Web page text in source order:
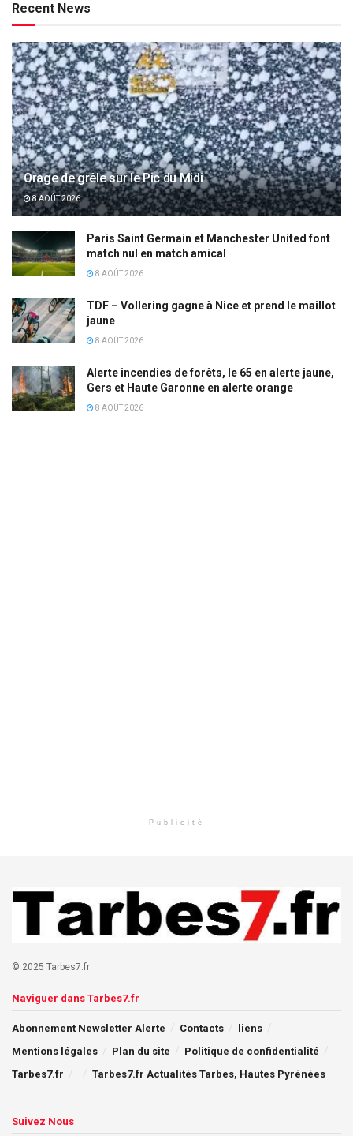
Recent News
Orage de grêle sur le Pic du Midi
8 AOÛT 2026
Paris Saint Germain et Manchester United font
match nul en match amical
8 AOÛT 2026
TDF – Vollering gagne à Nice et prend le maillot
jaune
8 AOÛT 2026
Alerte incendies de forêts, le 65 en alerte jaune,
Gers et Haute Garonne en alerte orange
8 AOÛT 2026
Publicité
© 2025 Tarbes7.fr
Naviguer dans Tarbes7.fr
Abonnement Newsletter Alerte Contacts
liens
Mentions légales
Plan du site
Politique de confidentialité
Tarbes7.fr
Tarbes7.fr Actualités Tarbes, Hautes Pyrénées
Suivez Nous